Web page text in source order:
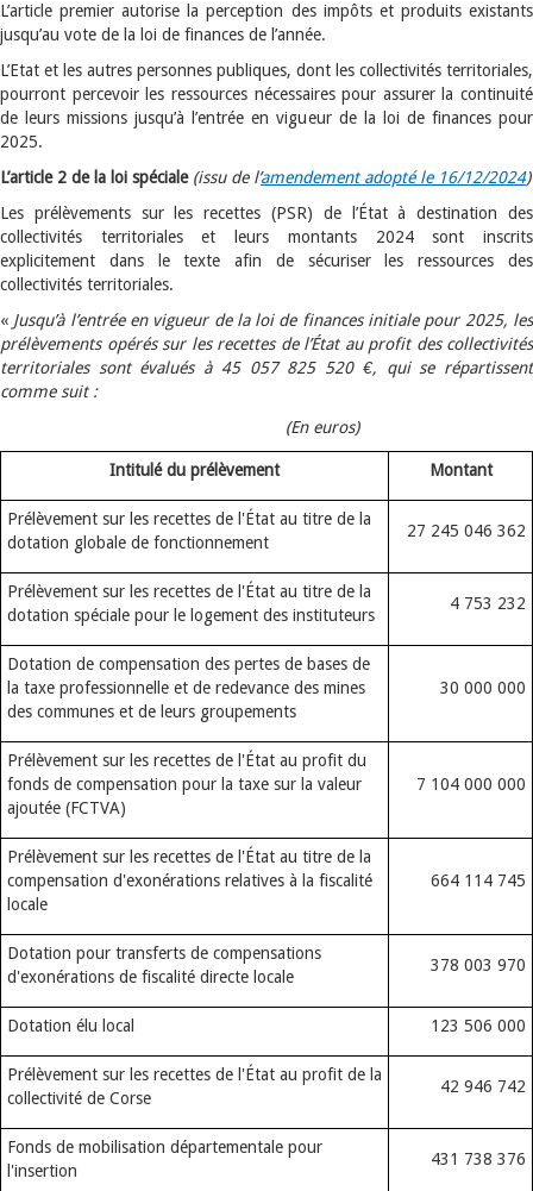
L’article premier autorise la perception des impôts et produits existants
jusqu’au vote de la loi de finances de l’année.
L’Etat et les autres personnes publiques, dont les collectivités territoriales,
pourront percevoir les ressources nécessaires pour assurer la continuité
de leurs missions jusqu’à l’entrée en vigueur de la loi de finances pour
2025.
L’article 2 de la loi spéciale(issu de l’amendement adopté le 16/12/2024)
Les prélèvements sur les recettes (PSR) de l’État à destination des
collectivités territoriales et leurs montants 2024 sont inscrits
explicitement dans le texte afin de sécuriser les ressources des
collectivités territoriales.
« Jusqu’à l’entrée en vigueur de la loi de finances initiale pour 2025, les
prélèvements opérés sur les recettes de l’État au profit des collectivités
territoriales sont évalués à 45 057 825 520 €, qui se répartissent
comme suit :
(En euros)
Intitulé du prélèvement Montant
Prélèvement sur les recettes de l'État au titre de la
dotation globale de fonctionnement
27 245 046 362
Prélèvement sur les recettes de l'État au titre de la
dotation spéciale pour le logement des instituteurs
4 753 232
Dotation de compensation des pertes de bases de
la taxe professionnelle et de redevance des mines
des communes et de leurs groupements
30 000 000
Prélèvement sur les recettes de l'État au profit du
fonds de compensation pour la taxe sur la valeur
ajoutée (FCTVA)
7 104 000 000
Prélèvement sur les recettes de l'État au titre de la
compensation d'exonérations relatives à la fiscalité
locale
664 114 745
Dotation pour transferts de compensations
d'exonérations de fiscalité directe locale
378 003 970
Dotation élu local 123 506 000
Prélèvement sur les recettes de l'État au profit de la
collectivité de Corse
42 946 742
Fonds de mobilisation départementale pour
l'insertion
431 738 376